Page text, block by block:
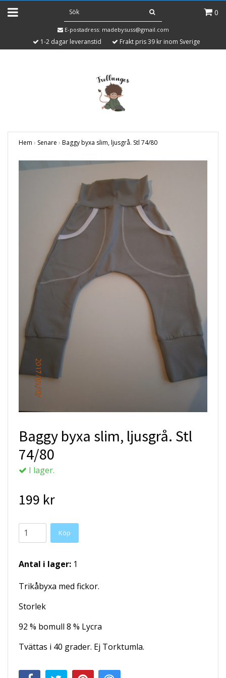
0
E-postadress: madebysuss@gmail.com
1-2 dagar leveranstid Frakt pris 39 kr inom Sverige
Hem › Senare › Baggy byxa slim, ljusgrå. Stl 74/80
Baggy byxa slim, ljusgrå. Stl
74/80
I lager.
199 kr
Köp
Antal i lager: 1
Trikåbyxa med fickor.
Storlek
92 % bomull 8 % Lycra
Tvättas i 40 grader. Ej Torktumla.